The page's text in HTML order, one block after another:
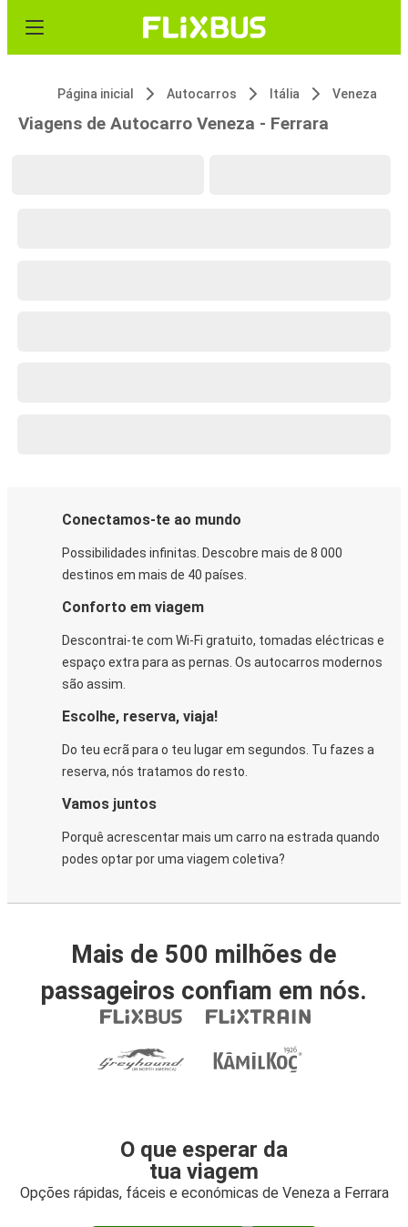
Página inicial Autocarros Itália Veneza
Viagens de Autocarro Veneza - Ferrara
Conectamos-te ao mundo
Possibilidades infinitas. Descobre mais de 8 000
destinos em mais de 40 países.
Conforto em viagem
Descontrai-te com Wi-Fi gratuito, tomadas eléctricas e
espaço extra para as pernas. Os autocarros modernos
são assim.
Escolhe, reserva, viaja!
Do teu ecrã para o teu lugar em segundos. Tu fazes a
reserva, nós tratamos do resto.
Vamos juntos
Porquê acrescentar mais um carro na estrada quando
podes optar por uma viagem coletiva?
Mais de 500 milhões de
passageiros confiam em nós.
O que esperar da
tua viagem
Opções rápidas, fáceis e económicas de Veneza a Ferrara